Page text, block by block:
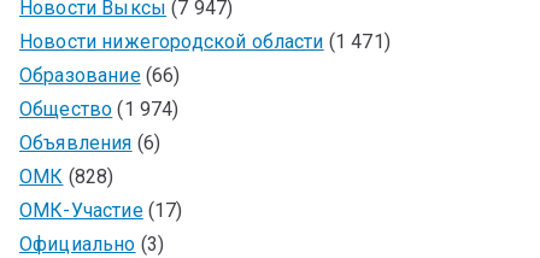
Новости Выксы (7 947)
Новости нижегородской области (1 471)
Образование(66)
Общество (1 974)
Объявления (6)
ОМК (828)
ОМК-Участие(17)
Официально (3)